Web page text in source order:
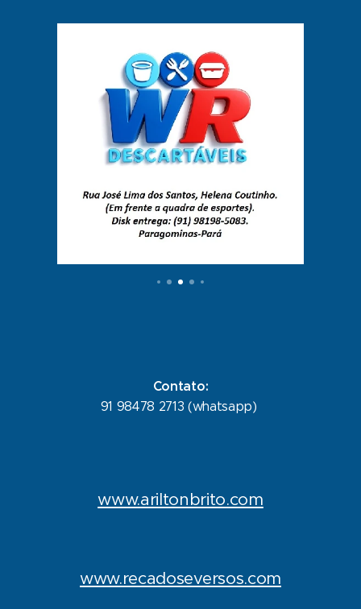
Contato:
91 98478 2713 (whatsapp)
www.ariltonbrito.com
www.recadoseversos.com